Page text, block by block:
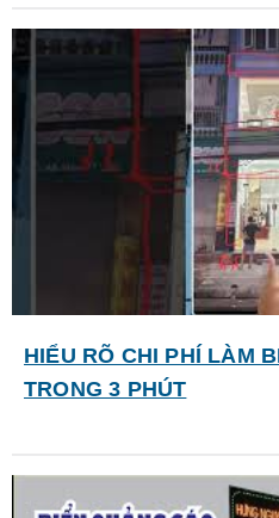
HIỂU RÕ CHI PHÍ LÀM
TRONG 3 PHÚT